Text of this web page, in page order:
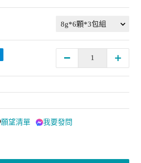
願望清單 我要發問